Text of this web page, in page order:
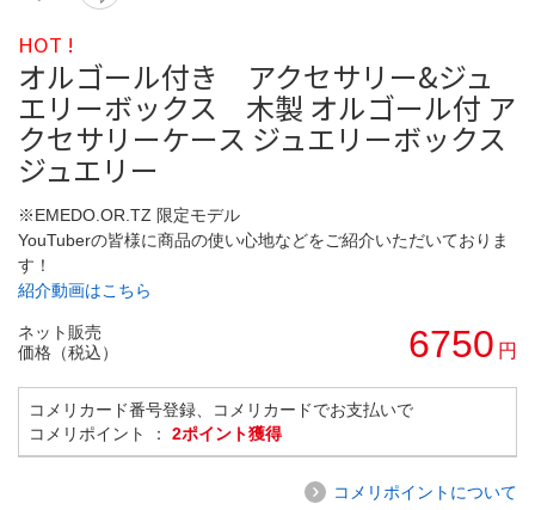
HOT !
オルゴール付き アクセサリー&ジュ
エリーボックス 木製 オルゴール付 ア
クセサリーケース ジュエリーボックス
ジュエリー
※EMEDO.OR.TZ 限定モデル
YouTuberの皆様に商品の使い心地などをご紹介いただいておりま
す！
紹介動画はこちら
ネット販売
価格（税込）
6750 円
コメリカード番号登録、コメリカードでお支払いで
コメリポイント ： 2ポイント獲得
コメリポイントについて